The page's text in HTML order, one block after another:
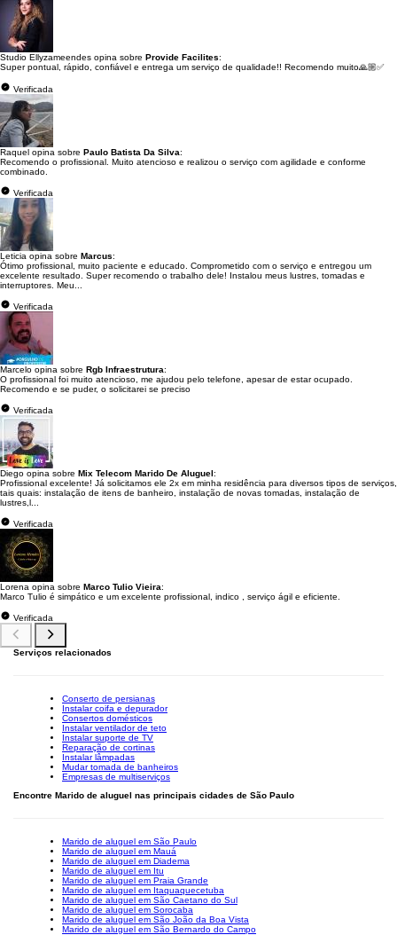
Studio Ellyzameendes opina sobre Provide Facilites:
Super pontual, rápido, confiável e entrega um serviço de qualidade!! Recomendo muito🙏🏼✅
Verificada
Raquel opina sobre Paulo Batista Da Silva:
Recomendo o profissional. Muito atencioso e realizou o serviço com agilidade e conforme
combinado.
Verificada
Leticia opina sobre Marcus:
Ótimo profissional, muito paciente e educado. Comprometido com o serviço e entregou um
excelente resultado. Super recomendo o trabalho dele! Instalou meus lustres, tomadas e
interruptores. Meu...
Verificada
Marcelo opina sobre Rgb Infraestrutura:
O profissional foi muito atencioso, me ajudou pelo telefone, apesar de estar ocupado.
Recomendo e se puder, o solicitarei se preciso
Verificada
Diego opina sobre Mix Telecom Marido De Aluguel:
Profissional excelente! Já solicitamos ele 2x em minha residência para diversos tipos de serviços,
tais quais: instalação de itens de banheiro, instalação de novas tomadas, instalação de
lustres,l...
Verificada
Lorena opina sobre Marco Tulio Vieira:
Marco Tulio é simpático e um excelente profissional, indico , serviço ágil e eficiente.
Verificada
Serviços relacionados
Conserto de persianas
Instalar coifa e depurador
Consertos domésticos
Instalar ventilador de teto
Instalar suporte de TV
Reparação de cortinas
Instalar lâmpadas
Mudar tomada de banheiros
Empresas de multiserviços
Encontre Marido de aluguel nas principais cidades de São Paulo
Marido de aluguel em São Paulo
Marido de aluguel em Mauá
Marido de aluguel em Diadema
Marido de aluguel em Itu
Marido de aluguel em Praia Grande
Marido de aluguel em Itaquaquecetuba
Marido de aluguel em São Caetano do Sul
Marido de aluguel em Sorocaba
Marido de aluguel em São João da Boa Vista
Marido de aluguel em São Bernardo do Campo